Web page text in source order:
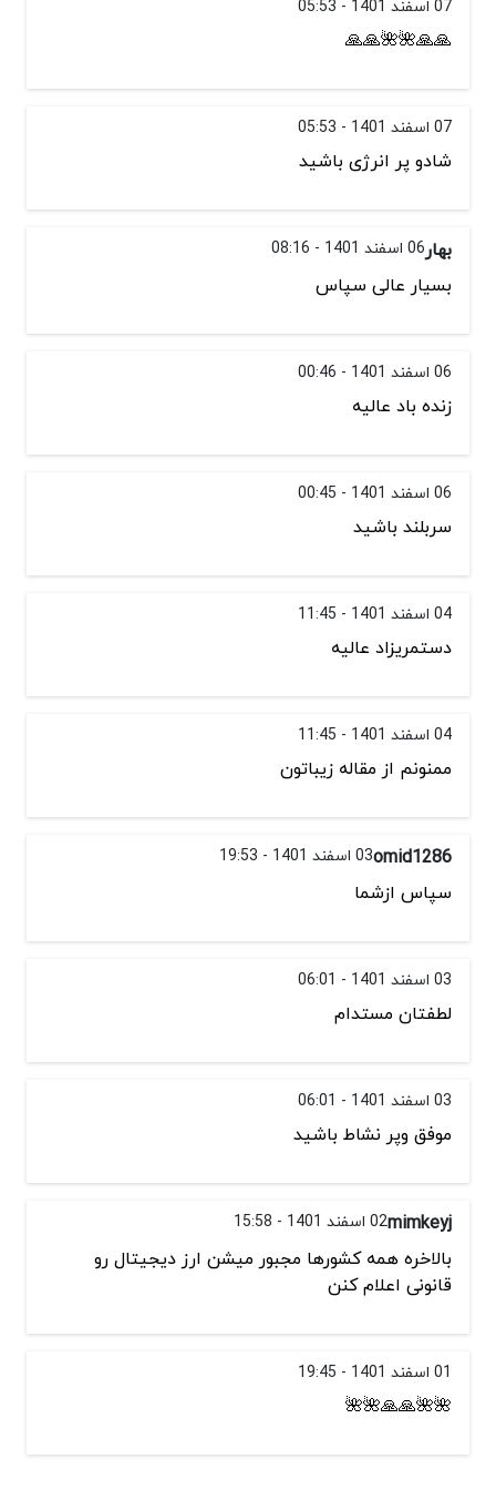
07 اسفند 1401 - 05:53
🙏🙏🌺🌺🙏🙏
07 اسفند 1401 - 05:53
شادو پر انرژی باشید
بهار06 اسفند 1401 - 08:16
بسیار عالی سپاس
06 اسفند 1401 - 00:46
زنده باد عالیه
06 اسفند 1401 - 00:45
سربلند باشید
04 اسفند 1401 - 11:45
دستمریزاد عالیه
04 اسفند 1401 - 11:45
ممنونم از مقاله زیباتون
omid128603 اسفند 1401 - 19:53
سپاس ازشما
03 اسفند 1401 - 06:01
لطفتان مستدام
03 اسفند 1401 - 06:01
موفق وپر نشاط باشید
mimkeyj02 اسفند 1401 - 15:58
بالاخره همه کشورها مجبور میشن ارز دیجیتال رو
قانونی اعلام کنن
01 اسفند 1401 - 19:45
🌺🌺🙏🙏🌺🌺